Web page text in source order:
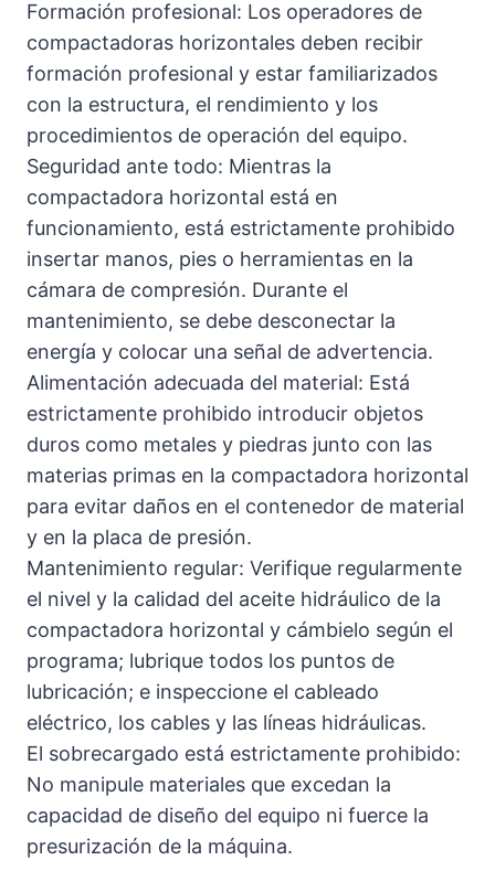
Formación profesional: Los operadores de
compactadoras horizontales deben recibir
formación profesional y estar familiarizados
con la estructura, el rendimiento y los
procedimientos de operación del equipo.
Seguridad ante todo: Mientras la
compactadora horizontal está en
funcionamiento, está estrictamente prohibido
insertar manos, pies o herramientas en la
cámara de compresión. Durante el
mantenimiento, se debe desconectar la
energía y colocar una señal de advertencia.
Alimentación adecuada del material: Está
estrictamente prohibido introducir objetos
duros como metales y piedras junto con las
materias primas en la compactadora horizontal
para evitar daños en el contenedor de material
y en la placa de presión.
Mantenimiento regular: Verifique regularmente
el nivel y la calidad del aceite hidráulico de la
compactadora horizontal y cámbielo según el
programa; lubrique todos los puntos de
lubricación; e inspeccione el cableado
eléctrico, los cables y las líneas hidráulicas.
El sobrecargado está estrictamente prohibido:
No manipule materiales que excedan la
capacidad de diseño del equipo ni fuerce la
presurización de la máquina.